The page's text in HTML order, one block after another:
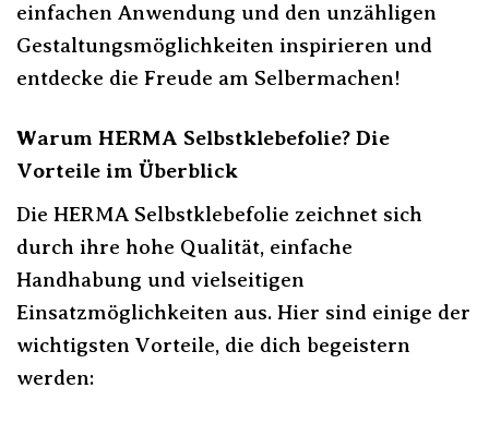
einfachen Anwendung und den unzähligen
Gestaltungsmöglichkeiten inspirieren und
entdecke die Freude am Selbermachen!
Warum HERMA Selbstklebefolie? Die
Vorteile im Überblick
Die HERMA Selbstklebefolie zeichnet sich
durch ihre hohe Qualität, einfache
Handhabung und vielseitigen
Einsatzmöglichkeiten aus. Hier sind einige der
wichtigsten Vorteile, die dich begeistern
werden: